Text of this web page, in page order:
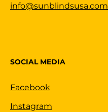
info@sunblindsusa.com
SOCIAL MEDIA
Facebook
Instagram